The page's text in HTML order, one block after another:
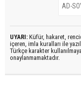
UYARI: Küfür, hakaret,
içeren, imla kuralları ile
Türkçe karakter
onaylanmamaktadır.